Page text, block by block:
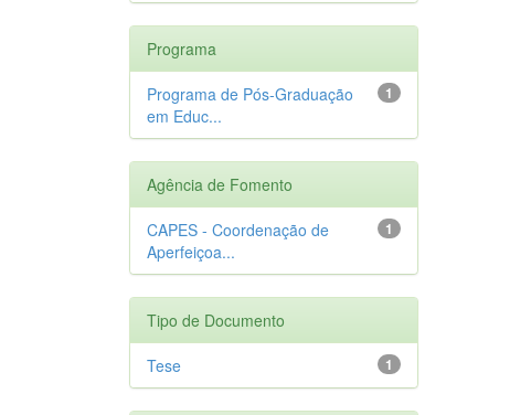
Programa
1
Programa de Pós-Graduação
em Educ...
Agência de Fomento
1
CAPES - Coordenação de
Aperfeiçoa...
Tipo de Documento
1
Tese